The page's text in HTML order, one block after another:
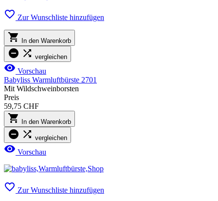
 Zur Wunschliste hinzufügen
 In den Warenkorb
  vergleichen
 Vorschau
Babyliss Warmluftbürste 2701
Mit Wildschweinborsten
Preis
59,75 CHF
 In den Warenkorb
  vergleichen
 Vorschau
 Zur Wunschliste hinzufügen